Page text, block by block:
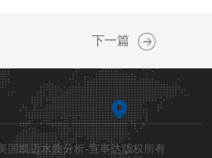
下一篇
国凯迈水质分析-宜事达版权所有